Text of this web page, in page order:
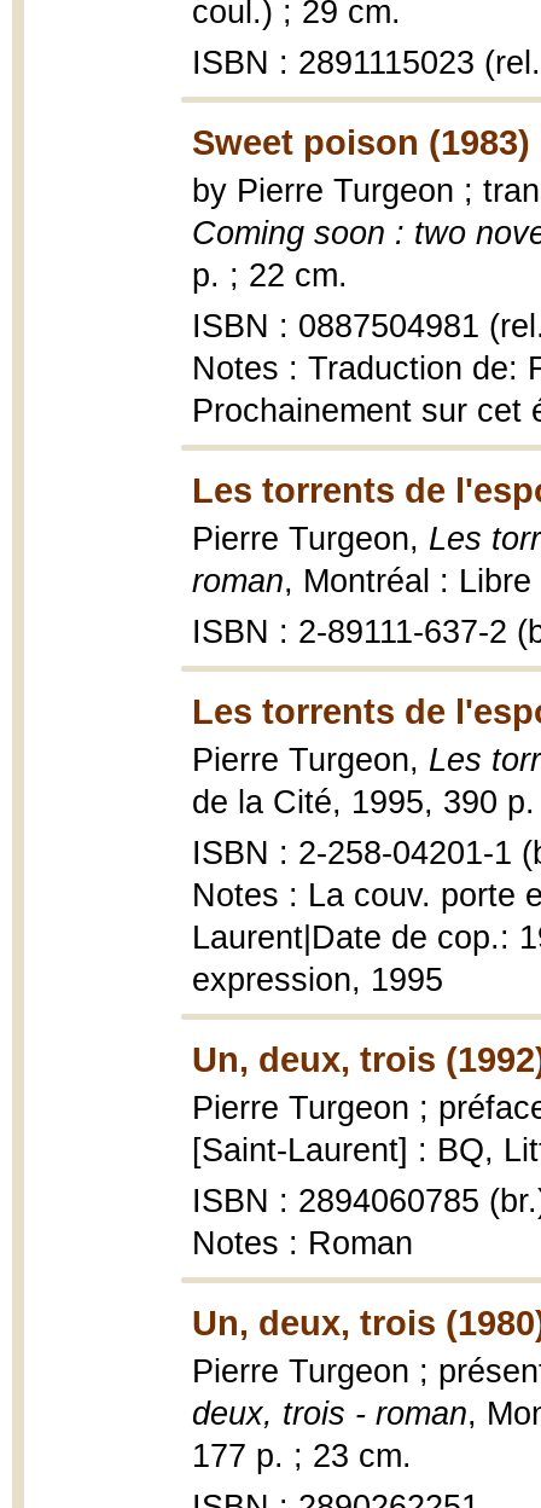
coul.) ; 29 cm.
ISBN : 2891115023
Sweet poison (1983)
by Pierre Turgeon ;
Coming soon : two
p. ; 22 cm.
ISBN : 0887504981
Notes : Traduction de:
Prochainement sur cet
Les torrents de
Pierre Turgeon, Les
roman, Montréal :
ISBN : 2-89111-637-2
Les torrents de
Pierre Turgeon, Les
de la Cité, 1995, 390
ISBN : 2-258-04201-1
Notes : La couv. porte
Laurent|Date de cop.:
expression, 1995
Un, deux, trois
Pierre Turgeon ;
[Saint-Laurent] : BQ,
ISBN : 2894060785
Notes : Roman
Un, deux, trois
Pierre Turgeon ;
deux, trois - roman,
177 p. ; 23 cm.